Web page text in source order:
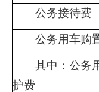
公务接待费
公务用车购
其中：公务
护费